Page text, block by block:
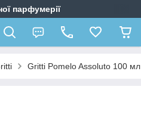
парфумерії
Gritti Pomelo Assoluto 100